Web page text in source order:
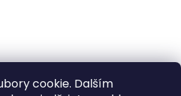
cookie. Dalším